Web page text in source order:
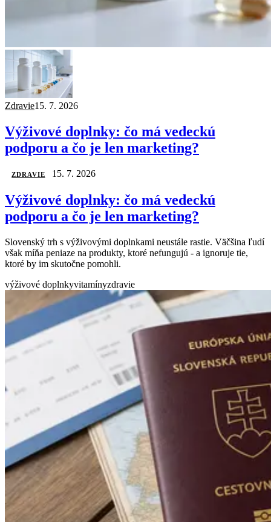
Zdravie15. 7. 2026
Výživové doplnky: čo má vedeckú
podporu a čo je len marketing?
ZDRAVIE 15. 7. 2026
Výživové doplnky: čo má vedeckú
podporu a čo je len marketing?
Slovenský trh s výživovými doplnkami neustále rastie. Väčšina ľudí
však míňa peniaze na produkty, ktoré nefungujú - a ignoruje tie,
ktoré by im skutočne pomohli.
výživové doplnkyvitamínyzdravie